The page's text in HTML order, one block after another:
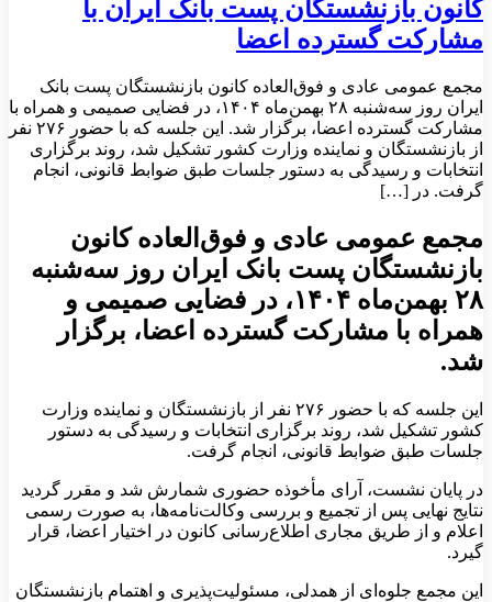
کانون بازنشستگان پست بانک ایران با
مشارکت گسترده اعضا
مجمع عمومی عادی و فوق‌العاده کانون بازنشستگان پست بانک
ایران روز سه‌شنبه ۲۸ بهمن‌ماه ۱۴۰۴، در فضایی صمیمی و همراه با
مشارکت گسترده اعضا، برگزار شد. این جلسه که با حضور ۲۷۶ نفر
از بازنشستگان و نماینده وزارت کشور تشکیل شد، روند برگزاری
انتخابات و رسیدگی به دستور جلسات طبق ضوابط قانونی، انجام
گرفت. در […]
مجمع عمومی عادی و فوق‌العاده کانون
بازنشستگان پست بانک ایران روز سه‌شنبه
۲۸ بهمن‌ماه ۱۴۰۴، در فضایی صمیمی و
همراه با مشارکت گسترده اعضا، برگزار
شد.
این جلسه که با حضور ۲۷۶ نفر از بازنشستگان و نماینده وزارت
کشور تشکیل شد، روند برگزاری انتخابات و رسیدگی به دستور
جلسات طبق ضوابط قانونی، انجام گرفت.
در پایان نشست، آرای مأخوذه حضوری شمارش شد و مقرر گردید
نتایج نهایی پس از تجمیع و بررسی وکالت‌نامه‌ها، به صورت رسمی
اعلام و از طریق مجاری اطلاع‌رسانی کانون در اختیار اعضا، قرار
گیرد.
این مجمع جلوه‌ای از همدلی، مسئولیت‌پذیری و اهتمام بازنشستگان